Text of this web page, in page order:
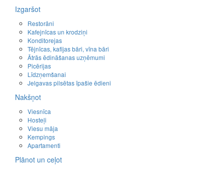
Izgaršot
Restorāni
Kafejnīcas un krodziņi
Konditorejas
Tējnīcas, kafijas bāri, vīna bāri
Ātrās ēdināšanas uzņēmumi
Picērijas
Līdzņemšanai
Jelgavas pilsētas īpašie ēdieni
Nakšņot
Viesnīca
Hosteļi
Viesu māja
Kempings
Apartamenti
Plānot un ceļot